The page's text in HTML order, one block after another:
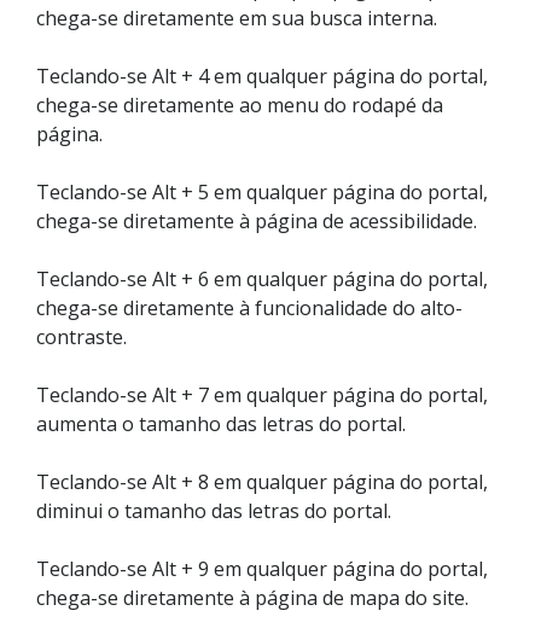
chega-se diretamente em sua busca interna.
Teclando-se Alt + 4 em qualquer página do portal,
chega-se diretamente ao menu do rodapé da
página.
Teclando-se Alt + 5 em qualquer página do portal,
chega-se diretamente à página de acessibilidade.
Teclando-se Alt + 6 em qualquer página do portal,
chega-se diretamente à funcionalidade do alto-
contraste.
Teclando-se Alt + 7 em qualquer página do portal,
aumenta o tamanho das letras do portal.
Teclando-se Alt + 8 em qualquer página do portal,
diminui o tamanho das letras do portal.
Teclando-se Alt + 9 em qualquer página do portal,
chega-se diretamente à página de mapa do site.